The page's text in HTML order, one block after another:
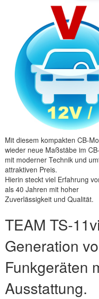
Mit diesem kompakten CB-
wieder neue Maßstäbe im
mit moderner Technik und
attraktiven Preis.
Hierin steckt viel Erfahrung
als 40 Jahren mit hoher
Zuverlässigkeit und Qualität.
TEAM TS-
Generation
Funkgeräten
Ausstattung.